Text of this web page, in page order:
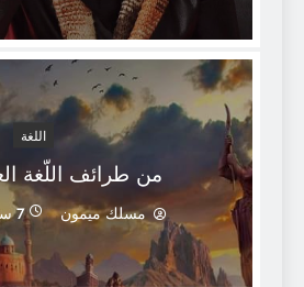
اللغة
من طرائف اللّغة
مسلك ميمون 7 سنوات ago